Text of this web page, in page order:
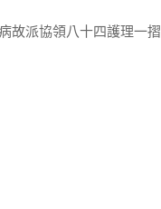
故派協領八十四護理一摺